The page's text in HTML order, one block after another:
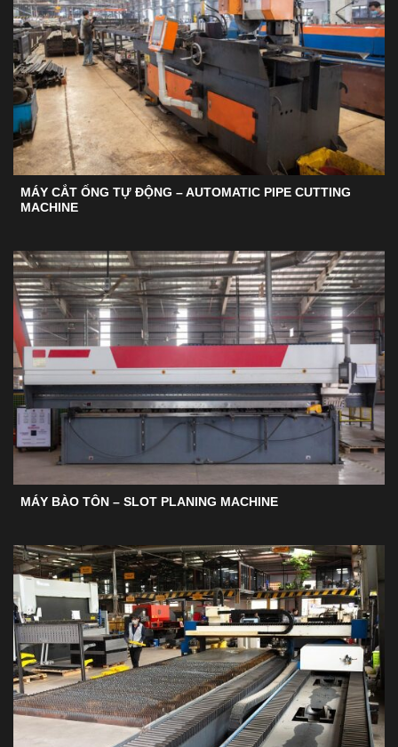
MÁY CẮT ỐNG TỰ ĐỘNG – AUTOMATIC PIPE CUTTING
MACHINE
MÁY BÀO TÔN – SLOT PLANING MACHINE